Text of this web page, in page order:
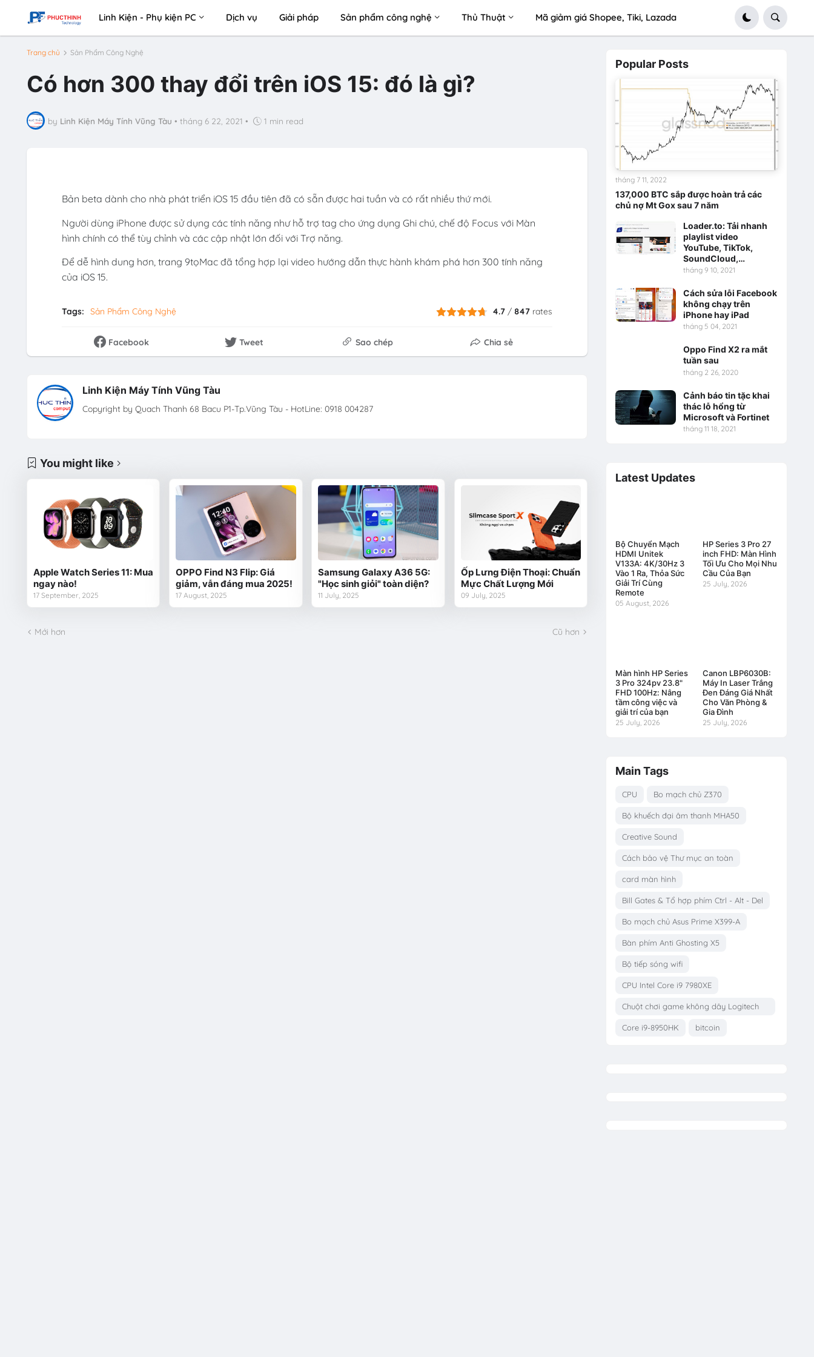
Linh Kiện - Phụ kiện PC Dịch vụ Giải pháp Sản phẩm công nghệ Thủ Thuật Mã giảm giá Shopee, Tiki, Lazada
Trang chủ Sản Phẩm Công Nghệ
Có hơn 300 thay đổi trên iOS 15: đó là gì?
by Linh Kiện Máy Tính Vũng Tàu • tháng 6 22, 2021 • 1 min read
Bản beta dành cho nhà phát triển iOS 15 đầu tiên đã có sẵn được hai tuần và có rất nhiều thứ mới.
Người dùng iPhone được sử dụng các tính năng như hỗ trợ tag cho ứng dụng Ghi chú, chế độ Focus với Màn
hình chính có thể tùy chỉnh và các cập nhật lớn đối với Trợ năng.
Để dễ hình dung hơn, trang 9tọMac đã tổng hợp lại video hướng dẫn thực hành khám phá hơn 300 tính năng
của iOS 15.
Tags: Sản Phẩm Công Nghệ 4.7 / 847 rates
Facebook Tweet Sao chép Chia sẻ
Linh Kiện Máy Tính Vũng Tàu
Copyright by Quach Thanh 68 Bacu P1-Tp.Vũng Tàu - HotLine: 0918 004287
You might like
Apple Watch Series 11: Mua
ngay nào!
17 September, 2025
OPPO Find N3 Flip: Giá
giảm, vẫn đáng mua 2025!
17 August, 2025
Samsung Galaxy A36 5G:
"Học sinh giỏi" toàn diện?
11 July, 2025
Ốp Lưng Điện Thoại: Chuẩn
Mực Chất Lượng Mới
09 July, 2025
Mới hơn Cũ hơn
Popular Posts
137,000 BTC sắp được hoàn trả các
chủ nợ Mt Gox sau 7 năm
tháng 7 11, 2022
Loader.to: Tải nhanh
playlist video
YouTube, TikTok,
SoundCloud,…
tháng 9 10, 2021
Cách sửa lỗi Facebook
không chạy trên
iPhone hay iPad
tháng 5 04, 2021
Oppo Find X2 ra mắt
tuần sau
tháng 2 26, 2020
Cảnh báo tin tặc khai
thác lỗ hổng từ
Microsoft và Fortinet
tháng 11 18, 2021
Latest Updates
Bộ Chuyển Mạch
HDMI Unitek
V133A: 4K/30Hz 3
Vào 1 Ra, Thỏa Sức
Giải Trí Cùng
Remote
05 August, 2026
HP Series 3 Pro 27
inch FHD: Màn Hình
Tối Ưu Cho Mọi Nhu
Cầu Của Bạn
25 July, 2026
Màn hình HP Series
3 Pro 324pv 23.8"
FHD 100Hz: Nâng
tầm công việc và
giải trí của bạn
25 July, 2026
Canon LBP6030B:
Máy In Laser Trắng
Đen Đáng Giá Nhất
Cho Văn Phòng &
Gia Đình
25 July, 2026
Main Tags
CPU Bo mạch chủ Z370
Bộ khuếch đại âm thanh MHA50
Creative Sound
Cách bảo vệ Thư mục an toàn
card màn hình
Bill Gates & Tổ hợp phím Ctrl - Alt - Del
Bo mạch chủ Asus Prime X399-A
Bàn phím Anti Ghosting X5
Bộ tiếp sóng wifi
CPU Intel Core i9 7980XE
Chuột chơi game không dây Logitech
G703
Core i9-8950HK bitcoin